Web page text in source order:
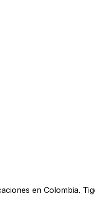
en Colombia.